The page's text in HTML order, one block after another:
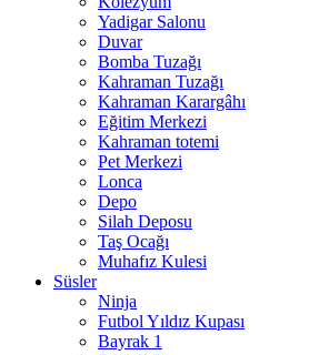
Yadigar Salonu
Duvar
Bomba Tuzağı
Kahraman Tuzağı
Kahraman Karargâhı
Eğitim Merkezi
Kahraman totemi
Pet Merkezi
Lonca
Depo
Silah Deposu
Taş Ocağı
Muhafız Kulesi
Süsler
Ninja
Futbol Yıldız Kupası
Bayrak 1